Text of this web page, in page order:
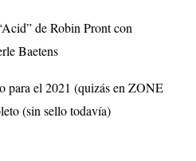
de Robin Pront con
Baetens
para el 2021 (quizás en ZONE
(sin sello todavía)